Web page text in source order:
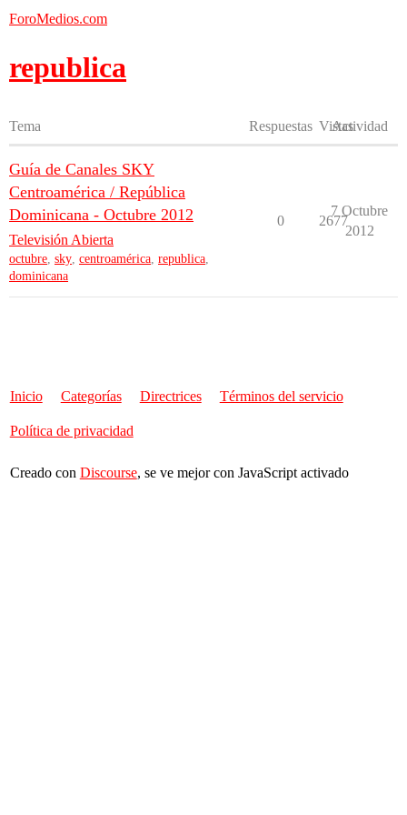
ForoMedios.com
republica
Tema Respuestas Vistas
Actividad
Guía de Canales SKY
Centroamérica / República
Dominicana - Octubre 2012
Televisión Abierta
octubre, sky, centroamérica, republica,
dominicana
0 2677
7 Octubre
2012
Inicio Categorías Directrices Términos del servicio
Política de privacidad
Creado con Discourse, se ve mejor con JavaScript activado